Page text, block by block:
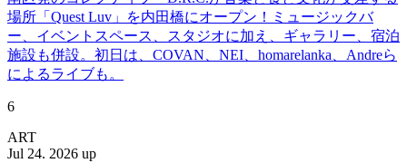
場所「Quest Luv」を内田橋にオープン！ミュージックバ
ー、イベントスペース、スタジオに加え、ギャラリー、宿泊
施設も併設。初日は、COVAN、NEI、homarelanka、Andreら
によるライブも。
6
ART
Jul 24. 2026 up